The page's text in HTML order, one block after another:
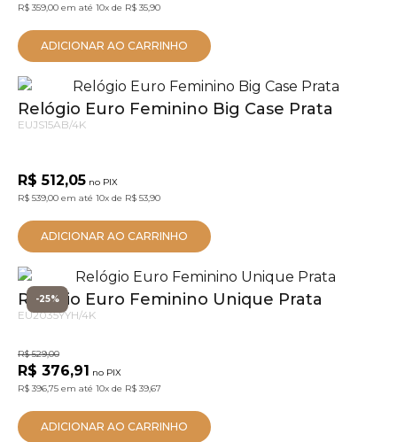
R$ 359,00 em até 10x de R$ 35,90
ADICIONAR AO CARRINHO
Relógio Euro Feminino Big Case Prata
EUJS15AB/4K
R$ 512,05 no PIX
R$ 539,00 em até 10x de R$ 53,90
ADICIONAR AO CARRINHO
-25%
Relógio Euro Feminino Unique Prata
EU2035YYH/4K
R$ 529,00
R$ 376,91 no PIX
R$ 396,75 em até 10x de R$ 39,67
ADICIONAR AO CARRINHO